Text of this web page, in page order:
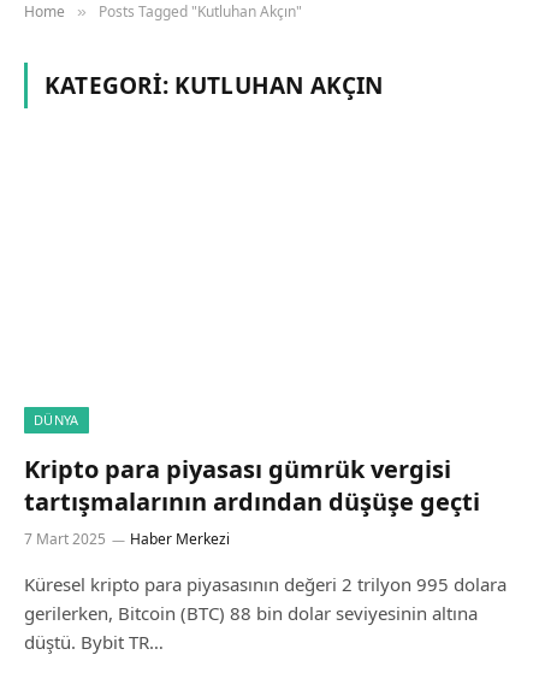
Home » Posts Tagged "Kutluhan Akçın"
KATEGORI: KUTLUHAN AKÇIN
DÜNYA
Kripto para piyasası gümrük vergisi
tartışmalarının ardından düşüşe geçti
7 Mart 2025 Haber Merkezi
Küresel kripto para piyasasının değeri 2 trilyon 995 dolara
gerilerken, Bitcoin (BTC) 88 bin dolar seviyesinin altına
düştü. Bybit TR…